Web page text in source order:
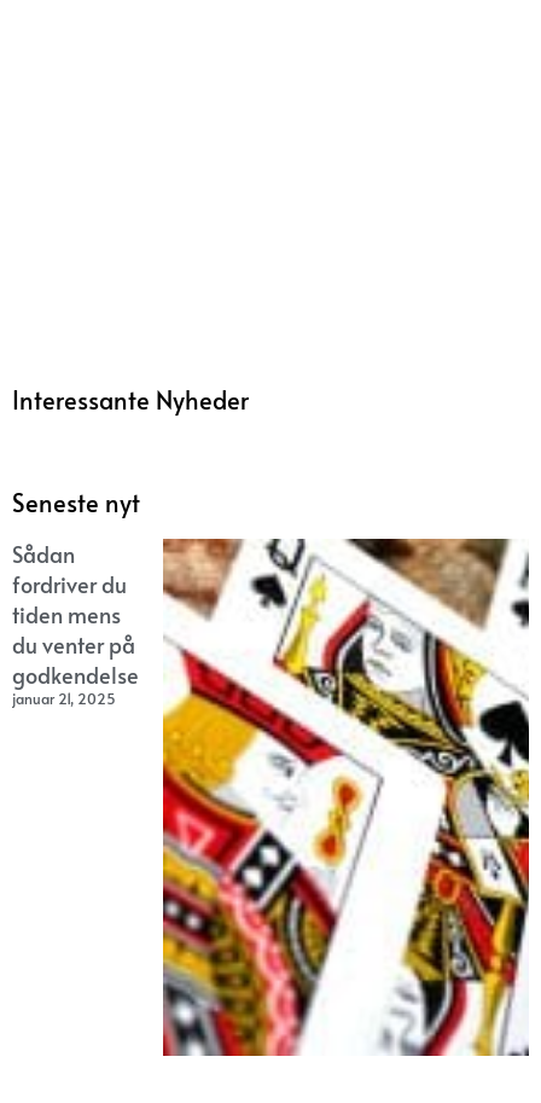
Interessante Nyheder
Seneste nyt
Sådan
fordriver du
tiden mens
du venter på
godkendelse
januar 21, 2025